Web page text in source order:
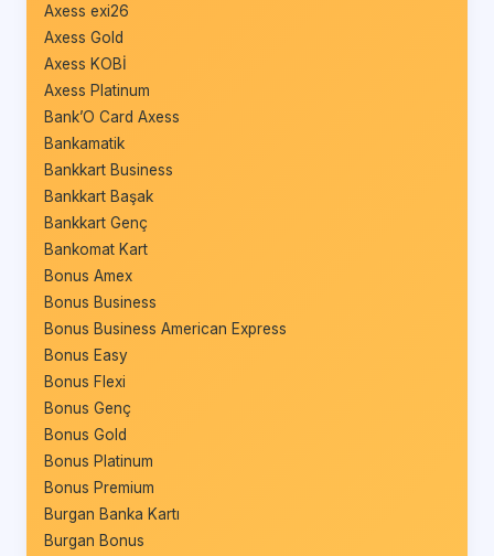
Axess exi26
Axess Gold
Axess KOBİ
Axess Platinum
Bank’O Card Axess
Bankamatik
Bankkart Business
Bankkart Başak
Bankkart Genç
Bankomat Kart
Bonus Amex
Bonus Business
Bonus Business American Express
Bonus Easy
Bonus Flexi
Bonus Genç
Bonus Gold
Bonus Platinum
Bonus Premium
Burgan Banka Kartı
Burgan Bonus